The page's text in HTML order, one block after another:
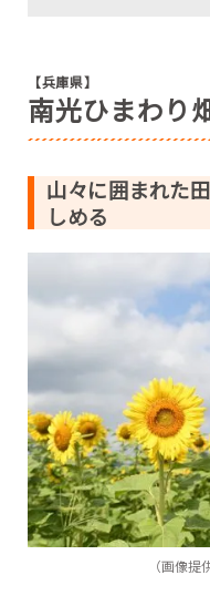
【兵庫県】
南光ひまわり
山々に囲まれた
しめる
（画像提